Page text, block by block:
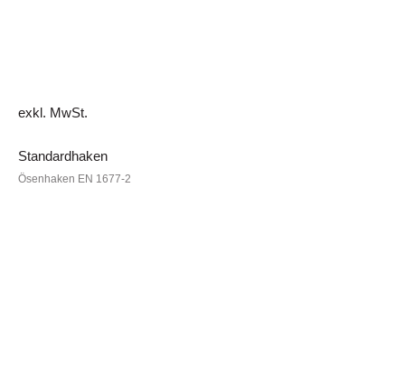
exkl. MwSt.
Standardhaken
Ösenhaken EN 1677-2